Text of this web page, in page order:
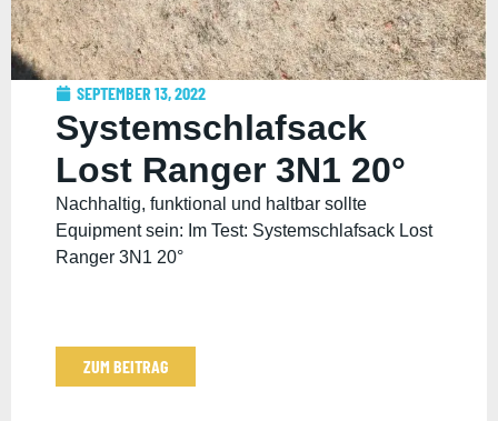
SEPTEMBER 13, 2022
Systemschlafsack
Lost Ranger 3N1 20°
Nachhaltig, funktional und haltbar sollte
Equipment sein: Im Test: Systemschlafsack Lost
Ranger 3N1 20°
ZUM BEITRAG